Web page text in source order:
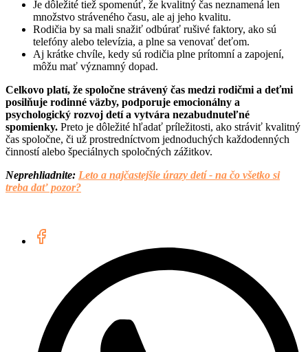
Je dôležité tiež spomenúť, že kvalitný čas neznamená len
množstvo stráveného času, ale aj jeho kvalitu.
Rodičia by sa mali snažiť odbúrať rušivé faktory, ako sú
telefóny alebo televízia, a plne sa venovať deťom.
Aj krátke chvíle, kedy sú rodičia plne prítomní a zapojení,
môžu mať významný dopad.
Celkovo platí, že spoločne strávený čas medzi rodičmi a deťmi
posilňuje rodinné väzby, podporuje emocionálny a
psychologický rozvoj detí a vytvára nezabudnuteľné
spomienky. Preto je dôležité hľadať príležitosti, ako stráviť kvalitný
čas spoločne, či už prostredníctvom jednoduchých každodenných
činností alebo špeciálnych spoločných zážitkov.
Neprehliadnite: Leto a najčastejšie úrazy detí - na čo všetko si
treba dať pozor?